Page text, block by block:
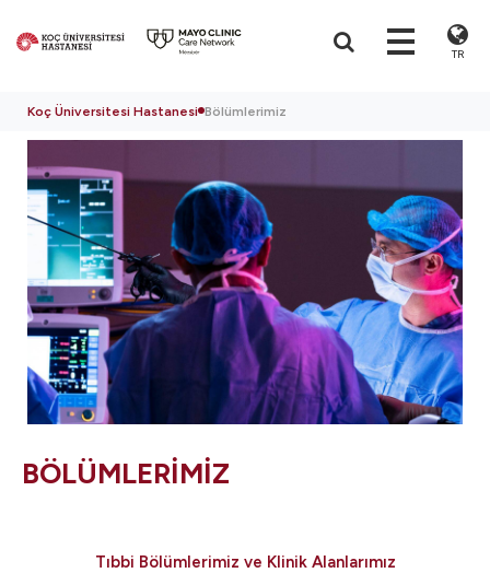
TR
Koç Üniversitesi Hastanesi Bölümlerimiz
BÖLÜMLERİMİZ
Tıbbi Bölümlerimiz ve Klinik Alanlarımız